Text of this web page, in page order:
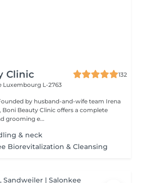
Clinic
132
Luxembourg L-2763
Boni Beauty Clinic offers a complete
grooming e...
& neck
Biorevitalization & Cleansing